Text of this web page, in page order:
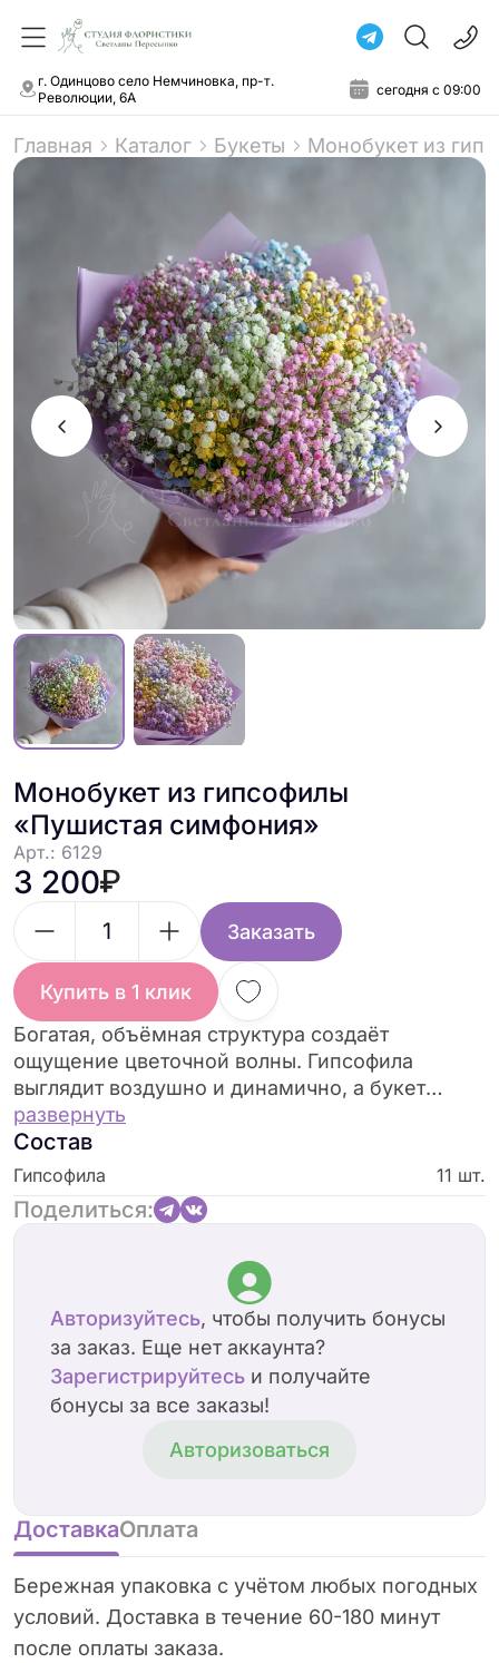
г. Одинцово село Немчиновка, пр-т.
Революции, 6А
сегодня с 09:00
Главная Каталог Букеты Монобукет из
Монобукет из гипсофилы
«Пушистая симфония»
Арт.: 6129
3 200
Заказать
Купить в 1 клик
Богатая, объёмная структура создаёт
ощущение цветочной волны. Гипсофила
выглядит воздушно и динамично, а букет
дарит настроение яркого торжества.
развернуть
Состав
Гипсофила 11 шт.
Поделиться:
Авторизуйтесь, чтобы получить бонусы
за заказ. Еще нет аккаунта?
Зарегистрируйтесь и получайте
бонусы за все заказы!
Авторизоваться
ДоставкаОплата
Бережная упаковка с учётом любых погодных
условий. Доставка в течение 60-180 минут
после оплаты заказа.